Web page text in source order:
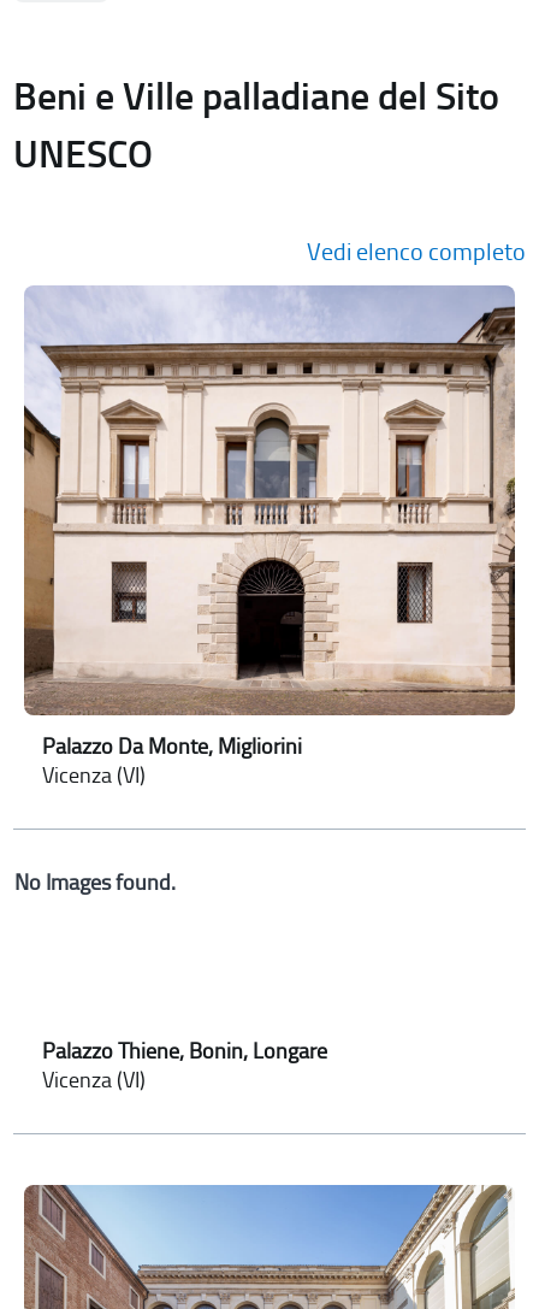
Beni e Ville palladiane del Sito
UNESCO
Vedi elenco completo
Palazzo Da Monte, Migliorini
Vicenza (VI)
No Images found.
Palazzo Thiene, Bonin, Longare
Vicenza (VI)